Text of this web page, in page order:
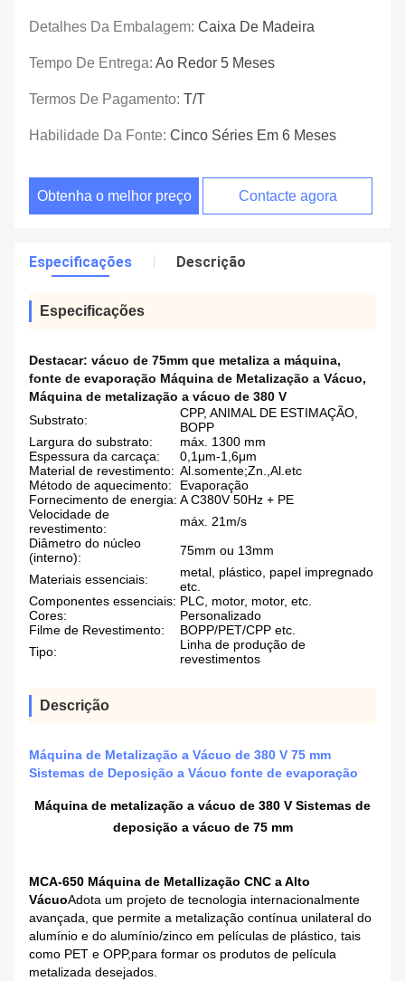
Detalhes Da Embalagem: Caixa De Madeira
Tempo De Entrega: Ao Redor 5 Meses
Termos De Pagamento: T/T
Habilidade Da Fonte: Cinco Séries Em 6 Meses
Obtenha o melhor preço Contacte agora
Especificações Descrição
Especificações
Destacar: vácuo de 75mm que metaliza a máquina,
fonte de evaporação Máquina de Metalização a Vácuo,
Máquina de metalização a vácuo de 380 V
Substrato:
CPP, ANIMAL DE ESTIMAÇÃO,
BOPP
Largura do substrato:
máx. 1300 mm
Espessura da carcaça:
0,1μm-1,6μm
Material de revestimento: Al.somente;Zn.,Al.etc
Método de aquecimento:
Evaporação
Fornecimento de energia: A C380V 50Hz + PE
Velocidade de
revestimento:
máx. 21m/s
Diâmetro do núcleo
(interno):
75mm ou 13mm
Materiais essenciais:
metal, plástico, papel impregnado
etc.
Componentes essenciais: PLC, motor, motor, etc.
Cores:
Personalizado
Filme de Revestimento:
BOPP/PET/CPP etc.
Tipo:
Linha de produção de
revestimentos
Descrição
Máquina de Metalização a Vácuo de 380 V 75 mm
Sistemas de Deposição a Vácuo fonte de evaporação
Máquina de metalização a vácuo de 380 V Sistemas de
deposição a vácuo de 75 mm
MCA-650 Máquina de Metallização CNC a Alto
VácuoAdota um projeto de tecnologia internacionalmente
avançada, que permite a metalização contínua unilateral do
alumínio e do alumínio/zinco em películas de plástico, tais
como PET e OPP,para formar os produtos de película
metalizada desejados.